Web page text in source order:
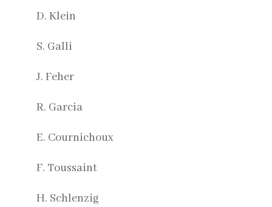
D. Klein
S. Galli
J. Feher
R. Garcia
E. Cournichoux
F. Toussaint
H. Schlenzig